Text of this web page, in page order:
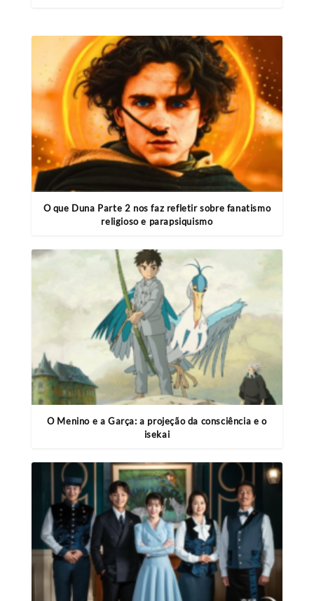
O que Duna Parte 2 nos faz refletir sobre fanatismo
religioso e parapsiquismo
O Menino e a Garça: a projeção da consciência e o
isekai